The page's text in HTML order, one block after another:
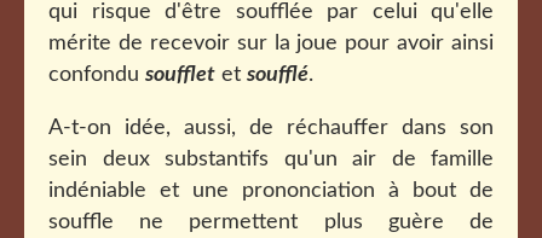
qui risque d'être soufflée par celui qu'elle
mérite de recevoir sur la joue pour avoir ainsi
confondu soufflet et soufflé.
A-t-on idée, aussi, de réchauffer dans son
sein deux substantifs qu'un air de famille
indéniable et une prononciation à bout de
souffle ne permettent plus guère de